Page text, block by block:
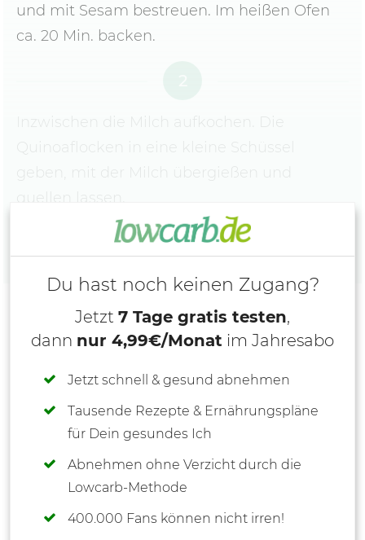
und mit Sesam bestreuen. Im heißen Ofen
ca. 20 Min. backen.
Du hast noch keinen Zugang?
Jetzt 7 Tage gratis testen,
dann nur 4,99€/Monat im Jahresabo
Jetzt schnell & gesund abnehmen
Tausende Rezepte & Ernährungspläne
für Dein gesundes Ich
Abnehmen ohne Verzicht durch die
Lowcarb-Methode
400.000 Fans können nicht irren!